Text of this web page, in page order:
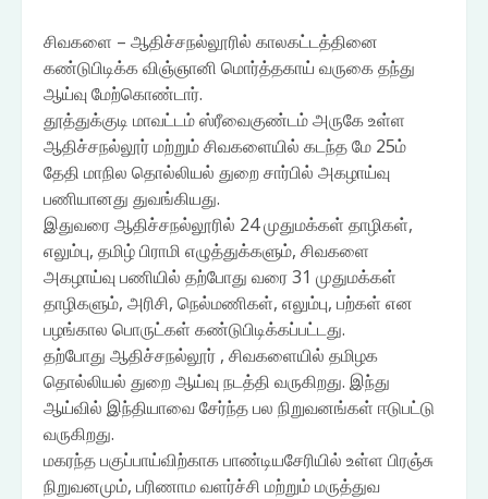
சிவகளை – ஆதிச்சநல்லூரில் காலகட்டத்தினை
கண்டுபிடிக்க விஞ்ஞானி மொர்த்தகாய் வருகை தந்து
ஆய்வு மேற்கொண்டார்.
தூத்துக்குடி மாவட்டம் ஸ்ரீவைகுண்டம் அருகே உள்ள
ஆதிச்சநல்லூர் மற்றும் சிவகளையில் கடந்த மே 25ம்
தேதி மாநில தொல்லியல் துறை சார்பில் அகழாய்வு
பணியானது துவங்கியது.
இதுவரை ஆதிச்சநல்லூரில் 24 முதுமக்கள் தாழிகள்,
எலும்பு, தமிழ் பிராமி எழுத்துக்களும், சிவகளை
அகழாய்வு பணியில் தற்போது வரை 31 முதுமக்கள்
தாழிகளும், அரிசி, நெல்மணிகள், எலும்பு, பற்கள் என
பழங்கால பொருட்கள் கண்டுபிடிக்கப்பட்டது.
தற்போது ஆதிச்சநல்லூர் , சிவகளையில் தமிழக
தொல்லியல் துறை ஆய்வு நடத்தி வருகிறது. இந்து
ஆய்வில் இந்தியாவை சேர்ந்த பல நிறுவனங்கள் ஈடுபட்டு
வருகிறது.
மகரந்த பகுப்பாய்விற்காக பாண்டியசேரியில் உள்ள பிரஞ்சு
நிறுவனமும், பரிணாம வளர்ச்சி மற்றும் மருத்துவ